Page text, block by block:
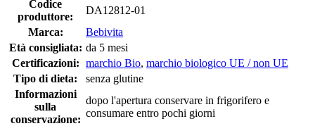
Codice
produttore:
DA12812-01
Marca:
Bebivita
Età consigliata: da 5 mesi
Certificazioni: marchio Bio, marchio biologico UE / non UE
Tipo di dieta:
senza glutine
Informazioni
sulla
conservazione:
dopo l'apertura conservare in frigorifero e
consumare entro pochi giorni